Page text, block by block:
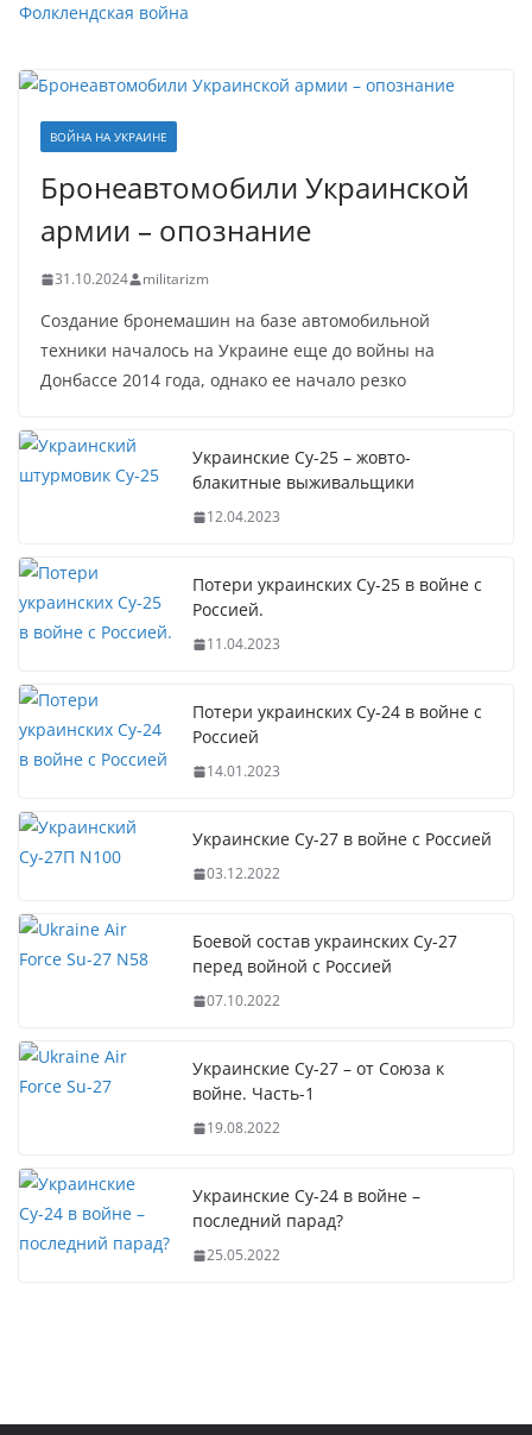
Фолклендская война
ВОЙНА НА УКРАИНЕ
Бронеавтомобили Украинской
армии – опознание
31.10.2024 militarizm
Создание бронемашин на базе автомобильной
техники началось на Украине еще до войны на
Донбассе 2014 года, однако ее начало резко
Украинские Су-25 – жовто-
блакитные выживальщики
12.04.2023
Потери украинских Су-25 в войне с
Россией.
11.04.2023
Потери украинских Су-24 в войне с
Россией
14.01.2023
Украинские Су-27 в войне с Россией
03.12.2022
Боевой состав украинских Су-27
перед войной с Россией
07.10.2022
Украинские Су-27 – от Союза к
войне. Часть-1
19.08.2022
Украинские Су-24 в войне –
последний парад?
25.05.2022